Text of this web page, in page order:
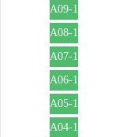
A09-1
A08-1
A07-1
A06-1
A05-1
A04-1